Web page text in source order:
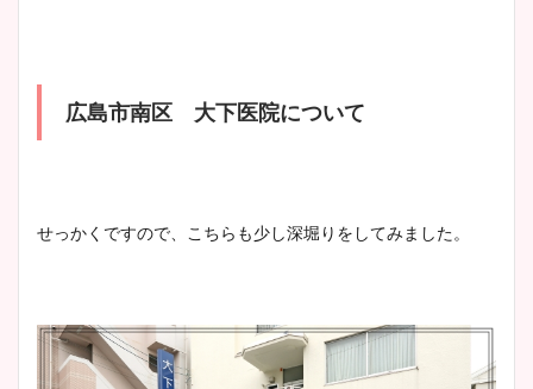
広島市南区 大下医院について
せっかくですので、こちらも少し深堀りをしてみました。